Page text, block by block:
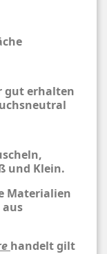
gut erhalten
und Klein.
Materialien
aus
handelt gilt